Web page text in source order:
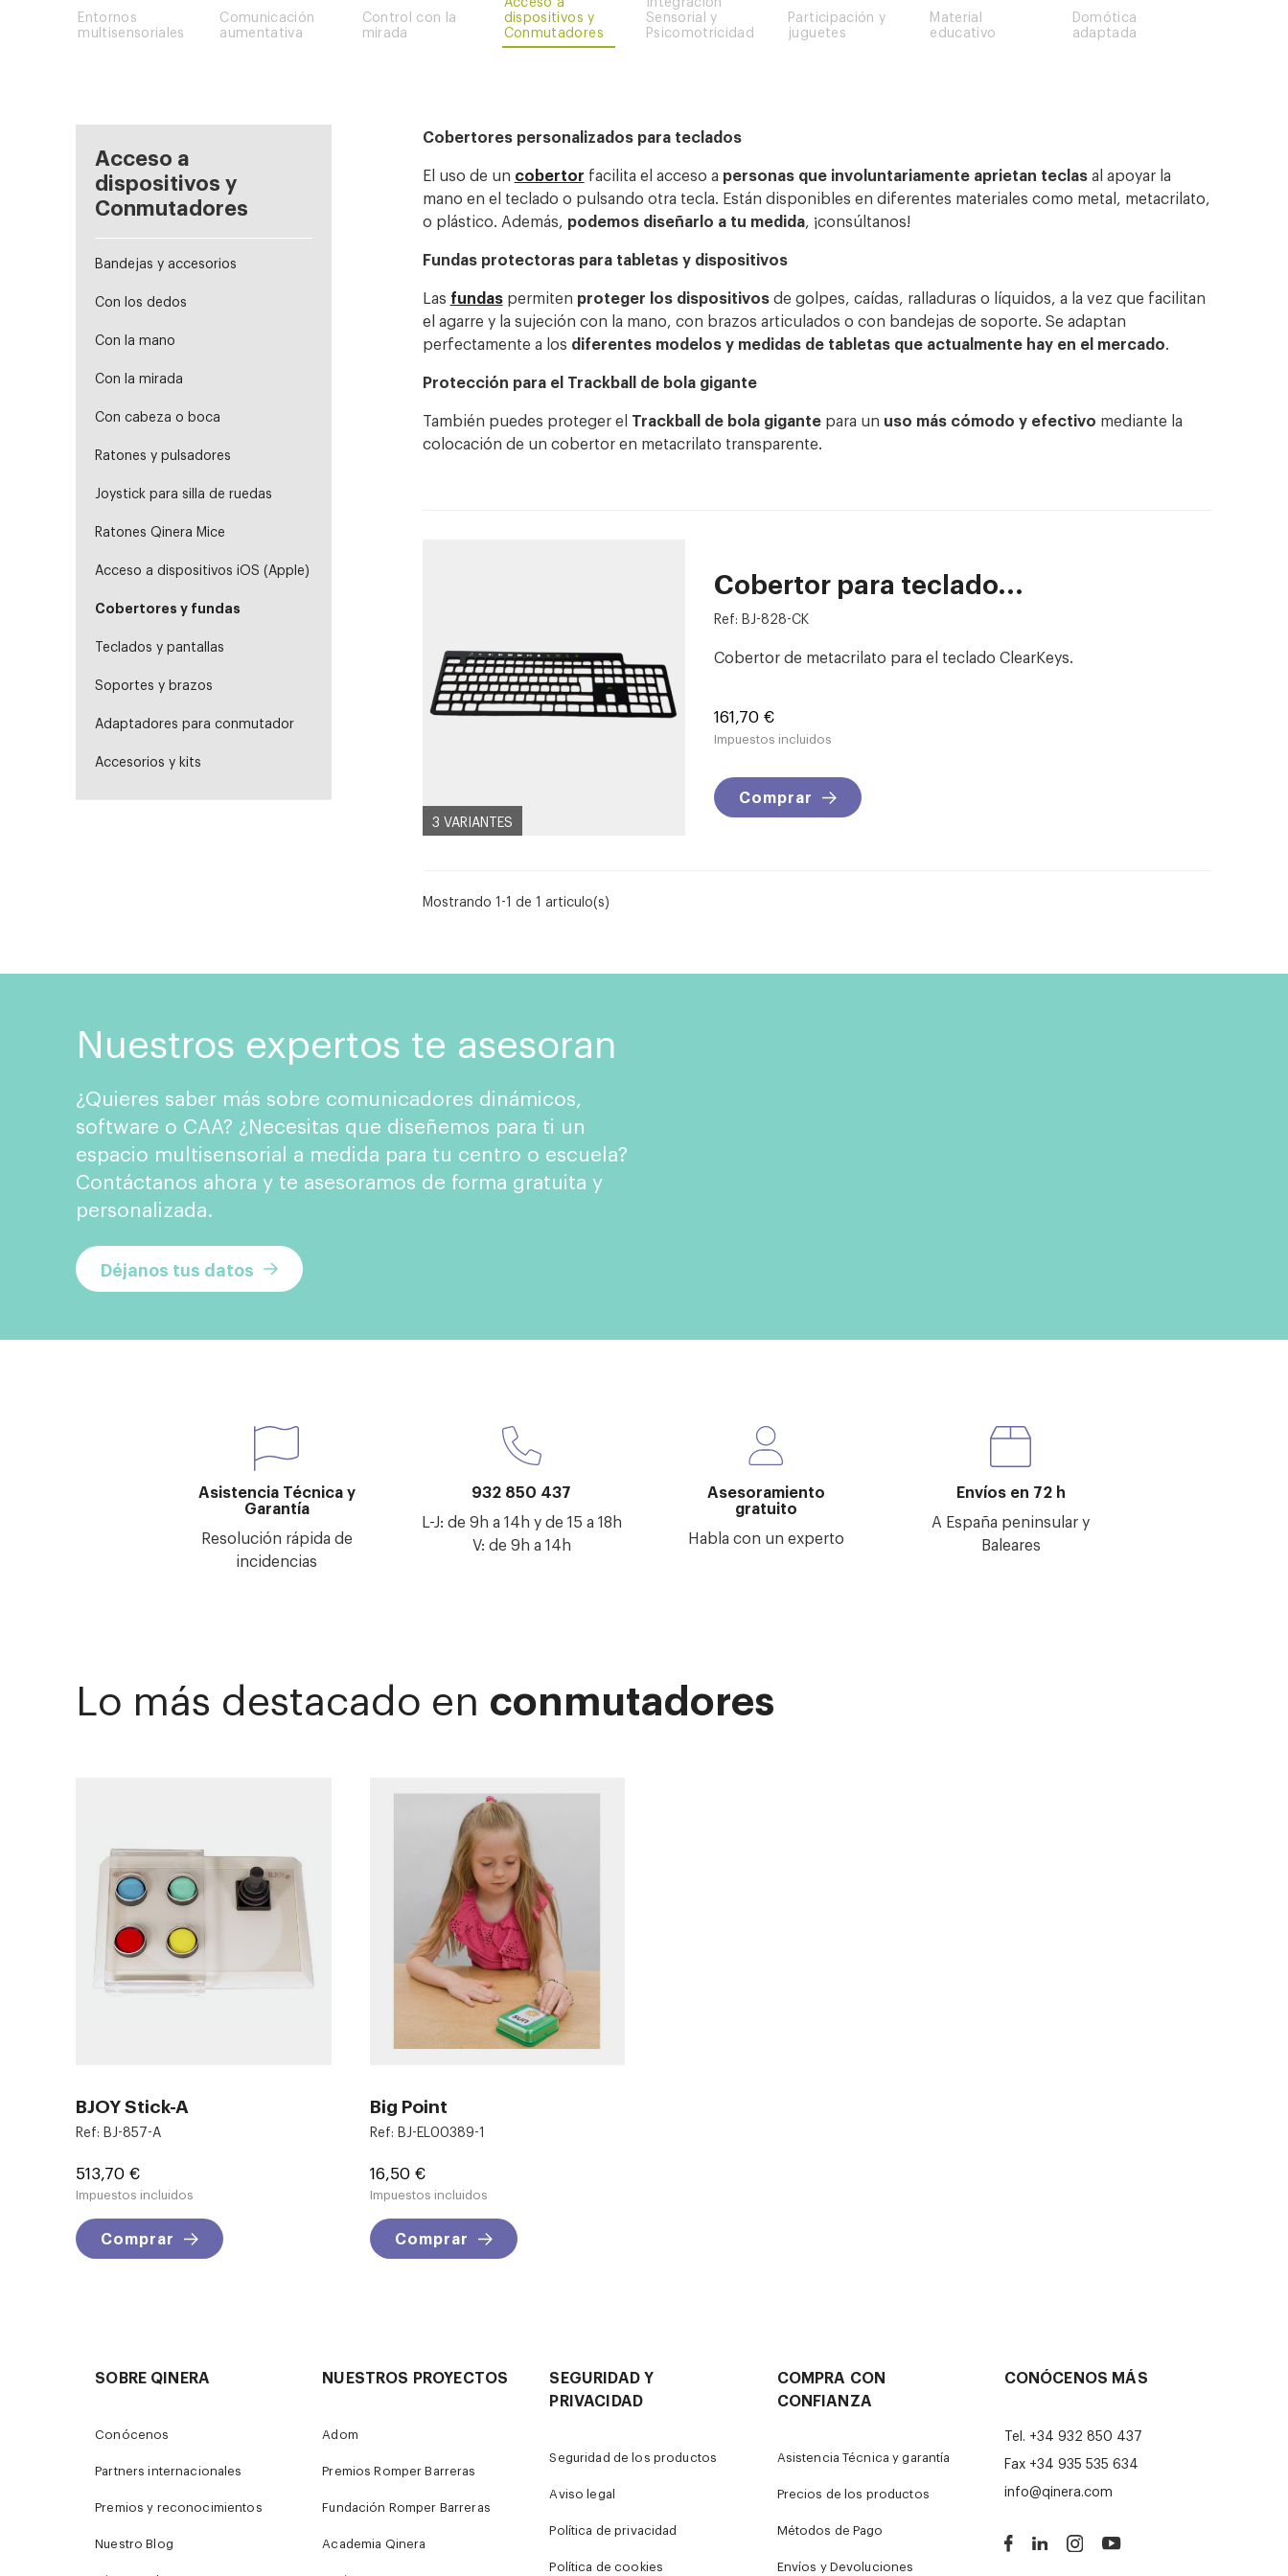
Entornos
multisensoriales
Comunicación
aumentativa
Control con la
mirada
dispositivos y
Conmutadores
Sensorial y
Psicomotricidad
Participación y
juguetes
Material
educativo
Domótica
adaptada
Acceso a
dispositivos y
Conmutadores
Bandejas y accesorios
Con los dedos
Con la mano
Con la mirada
Con cabeza o boca
Ratones y pulsadores
Joystick para silla de ruedas
Ratones Qinera Mice
Acceso a dispositivos iOS (Apple)
Cobertores y fundas
Teclados y pantallas
Soportes y brazos
Adaptadores para conmutador
Accesorios y kits
Cobertores personalizados para teclados
El uso de un cobertor facilita el acceso a personas que involuntariamente aprietan teclasal apoyar la
mano en el teclado o pulsando otra tecla. Están disponibles en diferentes materiales como metal, metacrilato,
o plástico. Además, podemos diseñarlo a tu medida, ¡consúltanos!
Fundas protectoras para tabletas y dispositivos
Las fundaspermiten proteger los dispositivosde golpes, caídas, ralladuras o líquidos, a la vez que facilitan
el agarre y la sujeción con la mano, con brazos articulados o con bandejas de soporte. Se adaptan
perfectamente a los diferentes modelos y medidas de tabletas que actualmente hay en el mercado.
Protección para el Trackball de bola gigante
También puedes proteger el Trackball de bola gigantepara un uso más cómodo y efectivo mediante la
colocación de un cobertor en metacrilato transparente.
3 VARIANTES
Cobertor para teclado...
Ref: BJ-828-CK
Cobertor de metacrilato para el teclado ClearKeys.
Precio
161,70 €
Impuestos incluidos
Comprar
Mostrando 1-1 de 1 articulo(s)
Nuestros expertos te asesoran
¿Quieres saber más sobre comunicadores dinámicos,
software o CAA? ¿Necesitas que diseñemos para ti un
espacio multisensorial a medida para tu centro o escuela?
Contáctanos ahora y te asesoramos de forma gratuita y
personalizada.
Déjanos tus datos
Asistencia Técnica y
Garantía
Resolución rápida de
incidencias
932 850 437
L-J: de 9h a 14h y de 15 a 18h
V: de 9h a 14h
Asesoramiento
gratuito
Habla con un experto
Envíos en 72 h
A España peninsular y
Baleares
Lo más destacado en conmutadores
BJOY Stick-A
Ref: BJ-857-A
Precio
513,70 €
Impuestos incluidos
Comprar
Big Point
Ref: BJ-EL00389-1
Precio
16,50 €
Impuestos incluidos
Comprar
SOBRE QINERA
Conócenos
Partners internacionales
Premios y reconocimientos
Nuestro Blog
NUESTROS PROYECTOS
Adom
Premios Romper Barreras
Fundación Romper Barreras
Academia Qinera
SEGURIDAD Y
PRIVACIDAD
Seguridad de los productos
Aviso legal
Política de privacidad
Política de cookies
COMPRA CON
CONFIANZA
Asistencia Técnica y garantía
Precios de los productos
Métodos de Pago
Envíos y Devoluciones
CONÓCENOS MÁS
Tel. +34 932 850 437
Fax +34 935 535 634
info@qinera.com